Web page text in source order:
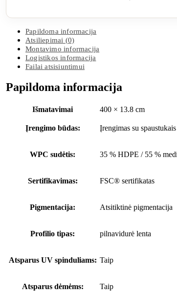
Papildoma informacija
Atsiliepimai (0)
Montavimo informacija
Logistikos informacija
Failai atsisiuntimui
Papildoma informacija
Išmatavimai 400 × 13.8 cm
Įrengimo būdas: Įrengimas su spaustukais
WPC sudėtis: 35 % HDPE / 55 %
Sertifikavimas: FSC® sertifikatas
Pigmentacija: Atsitiktinė pigmentacija
Profilio tipas: pilnavidurė lenta
Atsparus UV spinduliams: Taip
Atsparus dėmėms: Taip